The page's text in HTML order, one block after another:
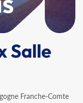
Salle
Franche-Comte